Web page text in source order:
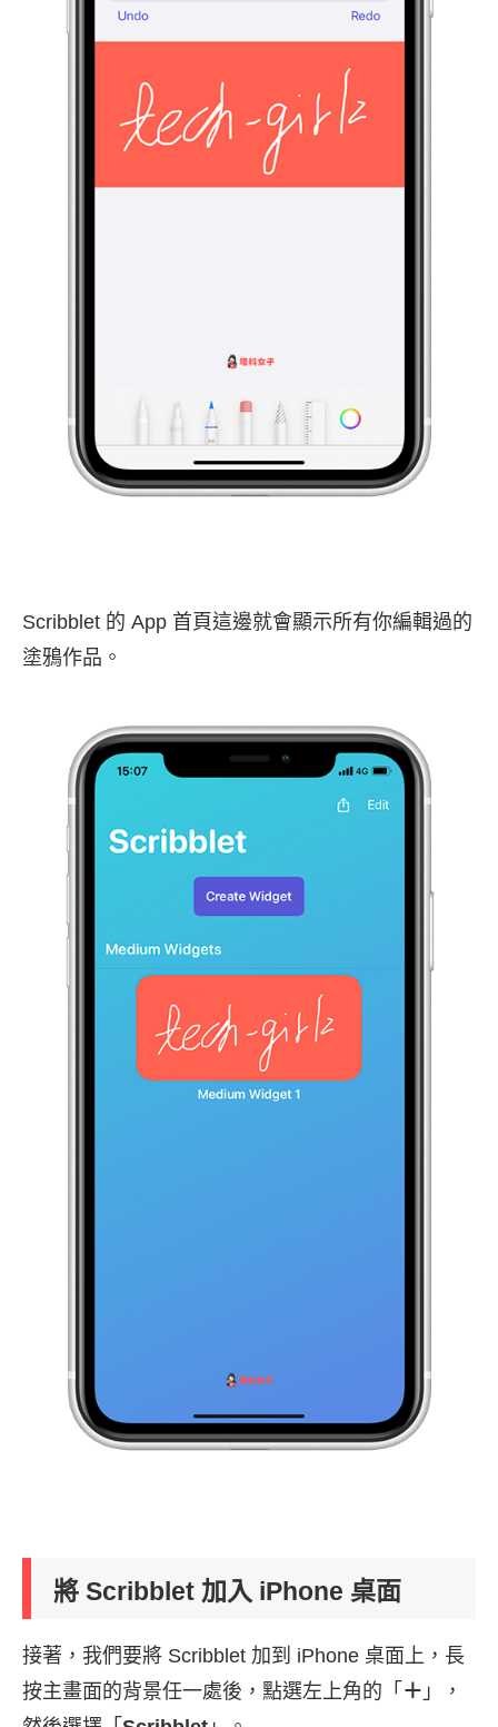
Scribblet 的 App 首頁這邊就會顯示所有你編輯過的
塗鴉作品。
將 Scribblet 加入 iPhone 桌面
接著，我們要將 Scribblet 加到 iPhone 桌面上，長
按主畫面的背景任一處後，點選左上角的「 ＋ 」，